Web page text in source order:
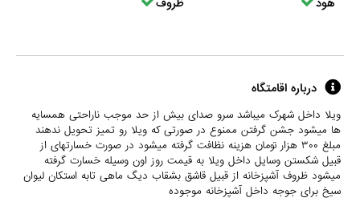
درباره اقامتگاه
ویلا داخل شهرک میباشد سرو صدای بیش از حد موجب ناراحتی همسایه
ها میشود جشن گرفتن ممنوع در صورتی که ویلا رو تمیز تحویل ندهند
مبلغ ۳۰۰ هزار تومان هزینه نظافت گرفته میشود در صورت خسارتهای از
قبیل شکستن وسایل داخل ویلا به قیمت روز اون وسیله خسارت گرفته
میشود ظروف آشپزخانه از قبیل قاشق بشقاب دیگ ماهی تابه استکان لیوان
سیخ برای جوجه داخل آشپزخانه موجوده